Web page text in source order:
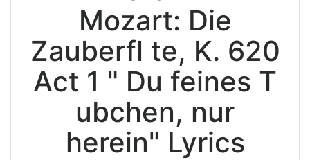
Mozart: Die
Zauberfl te, K. 620
Act 1 " Du feines T
ubchen, nur
herein" Lyrics